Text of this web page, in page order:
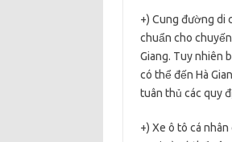
+) Cung đường di
chuẩn cho
Giang. Tuy nhiên
có thể đến Hà
tuân thủ các quy
+) Xe ô tô cá